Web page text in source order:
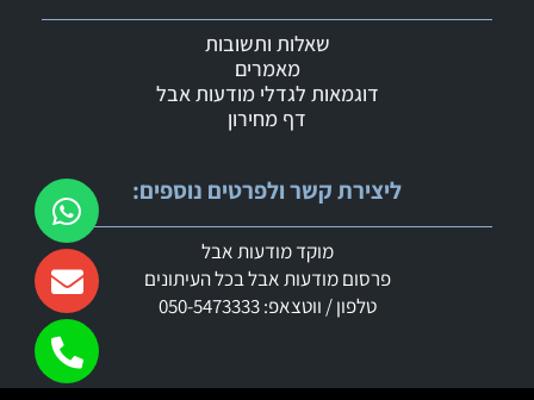
ליצירת קשר ולפרטים נוספים:
מוקד מודעות אבל
פרסום מודעות אבל בכל העיתונים
טלפון / ווטצאפ: 050-5473333
שאלות ותשובות
מאמרים
דוגמאות לגדלי מודעות אבל
דף מחירון